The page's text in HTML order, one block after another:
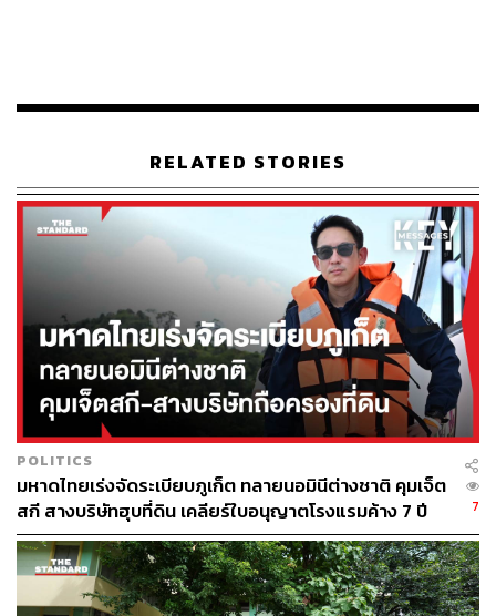
นอกจากนี้ มีการติดตามผลอย่างต่อเนื่อง ไม่ใช่มอบนโยบาย
แล้วปล่อยไป โดยมีการตรวจสอบข้อมูลทั้งจากในและนอก
วงจร พร้อมทีมประเมิน พบว่าหน่วยงานบังคับใช้กฎหมายมี
ความมั่นใจและพร้อมดำเนินการตามแนวทางดังกล่าว เพื่อ
ให้ปฏิบัติหน้าที่ได้โดยไม่กังวล
พร้อมย้ำว่า หากกระทำผิดแล้วไม่สามารถเคลียร์ได้ ก็จะ
ดำเนินคดีจนถึงที่สุดทุกกรณี จึงขอให้ประชาชนมั่นใจว่า
รัฐบาลเอาจริงกับการปราบปรามการกระทำผิดกฎหมายทุก
นายกรัฐมนตรีกล่าวด้วยว่า ล่าสุดมีการจับกุมบ่อนพนันรูป
แบบใหม่ตามโรงแรมในต่างจังหวัด จึงขอเตือนผู้ประกอบการ
ว่า หากปล่อยให้มีการเปิดบ่อน หรือซ่องสุมทำผิดกฎหมายใน
พื้นที่ ไม่ว่าจะเป็นโรงแรม ร้านอาหาร อาคาร หรือบ้านพัก
จะถือว่ามีความผิดร่วม โดยเฉพาะผู้ที่ต้องมีใบอนุญาต
ประกอบกิจการ หากสนับสนุนการกระทำผิด ใบอนุญาตจะถูก
เพิกถอน และถูกดำเนินคดี ซึ่งไม่คุ้มค่ากับการลงทุน
RELATED STORIES
POLITICS
มหาดไทยเร่งจัดระเบียบภูเก็ต ทลายนอมินีต่างชาติ คุมเจ็ต
สกี สางบริษัทฮุบที่ดิน เคลียร์ใบอนุญาตโรงแรมค้าง 7 ปี
7